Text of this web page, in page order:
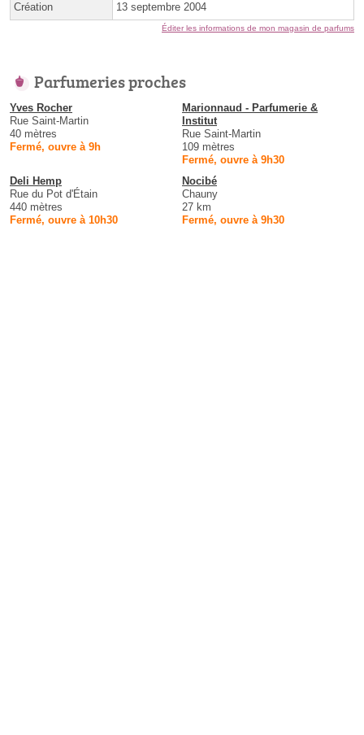
Création 13 septembre 2004
Éditer les informations de mon magasin de parfums
Parfumeries proches
Yves Rocher
Rue Saint-Martin
40 mètres
Fermé, ouvre à 9h
Marionnaud - Parfumerie &
Institut
Rue Saint-Martin
109 mètres
Fermé, ouvre à 9h30
Deli Hemp
Rue du Pot d'Étain
440 mètres
Fermé, ouvre à 10h30
Nocibé
Chauny
27 km
Fermé, ouvre à 9h30